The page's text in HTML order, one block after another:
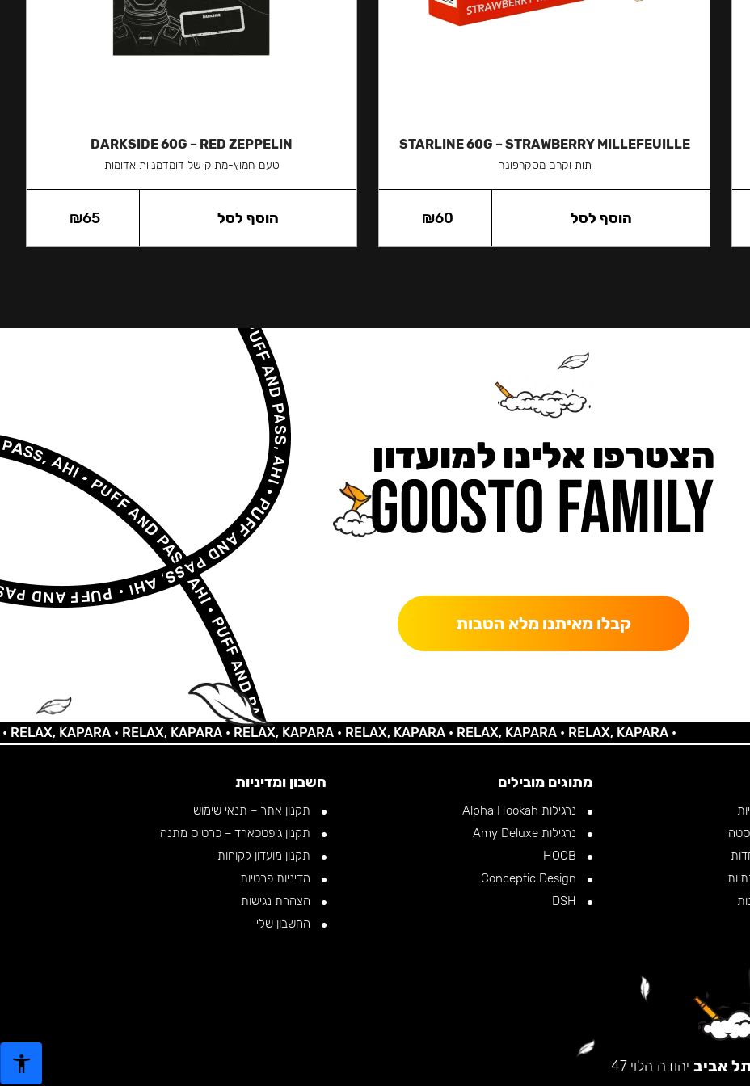
STARLINE 60G – STRAWBERRY MILLEFEUILLE
תות וקרם מסקרפונה
₪60 הוסף לסל
DARKSIDE 60G – RED ZEPPELIN
טעם חמוץ-מתוק של דומדמניות אדומות
₪65 הוסף לסל
הצטרפו אלינו למועדון
קבלו מאיתנו מלא הטבות
KAPARA •RELAX, KAPARA •RELAX, KAPARA •RELAX, KAPARA •RELAX, KAPARA •RELAX, KAPARA •
מתוגים מובילים
נרגילות Alpha Hookah
נרגילות Amy Deluxe
חשבון ומדיניות
תקנון אתר – תנאי שימוש
תקנון גיפטכארד – כרטיס מתנה
תקנון מועדון לקוחות
מדיניות פרטיות
הצהרת נגישות
החשבון שלי
אביב יהודה הלוי 47